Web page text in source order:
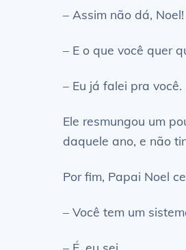
– Assim não dá,
– E o que você quer
– Eu já falei pra
Ele resmungou um
daquele ano, e não
Por fim, Papai Noel
– Você tem um